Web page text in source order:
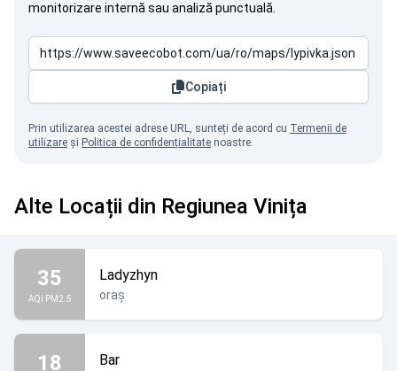
monitorizare internă sau analiză punctuală.
Copiați
Prin utilizarea acestei adrese URL, sunteți de acord cu Termenii de
utilizare și Politica de confidențialitate noastre.
Alte Locații din Regiunea Vinița
35
AQI PM2.5
Ladyzhyn
oraș
18 Bar